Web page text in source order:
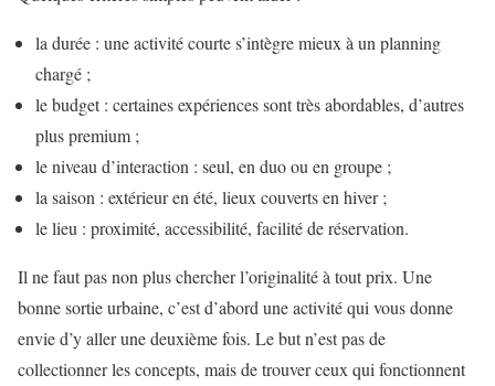
la durée : une activité courte s’intègre mieux à un planning
chargé ;
le budget : certaines expériences sont très abordables, d’autres
plus premium ;
le niveau d’interaction : seul, en duo ou en groupe ;
la saison : extérieur en été, lieux couverts en hiver ;
le lieu : proximité, accessibilité, facilité de réservation.
Il ne faut pas non plus chercher l’originalité à tout prix. Une
bonne sortie urbaine, c’est d’abord une activité qui vous donne
envie d’y aller une deuxième fois. Le but n’est pas de
collectionner les concepts, mais de trouver ceux qui fonctionnent